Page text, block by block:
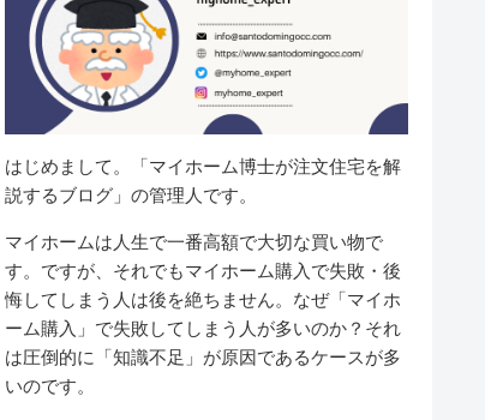
はじめまして。「マイホーム博士が注文住宅を解
説するブログ」の管理人です。
マイホームは人生で一番高額で大切な買い物で
す。ですが、それでもマイホーム購入で失敗・後
悔してしまう人は後を絶ちません。なぜ「マイホ
ーム購入」で失敗してしまう人が多いのか？それ
は圧倒的に「知識不足」が原因であるケースが多
いのです。